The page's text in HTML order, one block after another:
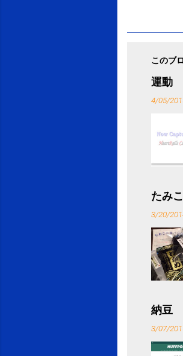
このブ
運動
4/05/
たみ
3/20/
納豆
3/07/